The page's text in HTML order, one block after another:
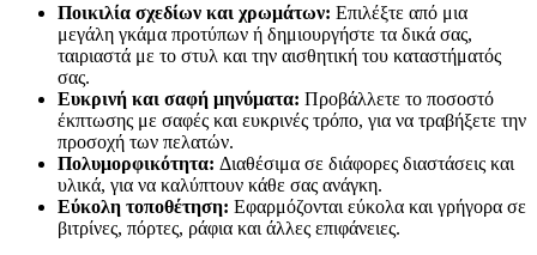
Ποικιλία σχεδίων και χρωμάτων: Επιλέξτε από μια
μεγάλη γκάμα προτύπων ή δημιουργήστε τα δικά σας,
ταιριαστά με το στυλ και την αισθητική του καταστήματός
σας.
Ευκρινή και σαφή μηνύματα: Προβάλλετε το ποσοστό
έκπτωσης με σαφές και ευκρινές τρόπο, για να τραβήξετε την
προσοχή των πελατών.
Πολυμορφικότητα: Διαθέσιμα σε διάφορες διαστάσεις και
υλικά, για να καλύπτουν κάθε σας ανάγκη.
Εύκολη τοποθέτηση: Εφαρμόζονται εύκολα και γρήγορα σε
βιτρίνες, πόρτες, ράφια και άλλες επιφάνειες.